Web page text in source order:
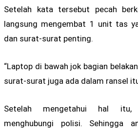
Setelah kata tersebut pecah
langsung mengembat 1 unit tas
dan surat-surat penting.
“Laptop di bawah jok bagian
surat-surat juga ada dalam ransel
Setelah mengetahui hal itu,
menghubungi polisi. Sehingga